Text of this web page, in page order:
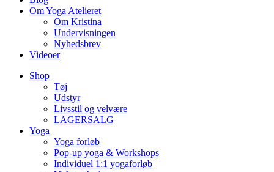
Om Yoga Atelieret
Om Kristina
Undervisningen
Nyhedsbrev
Videoer
Shop
Tøj
Udstyr
Livsstil og velvære
LAGERSALG
Yoga
Yoga forløb
Pop-up yoga & Workshops
Individuel 1:1 yogaforløb